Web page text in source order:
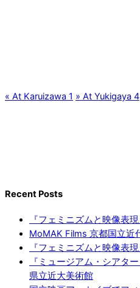
« At Karuizawa 1 » At Yukigaya 4
Recent Posts
『フェミニズムと映像表
MoMAK Films 京都国立近
『フェミニズムと映像表
『ミュージアム・シアタ
県立近大美術館